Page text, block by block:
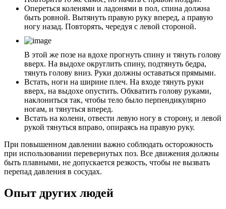
Опереться коленями и ладонями в пол, спина должна
быть ровной. Вытянуть правую руку вперед, а правую
ногу назад. Повторять, чередуя с левой стороной.
В этой же позе на вдохе прогнуть спину и тянуть голову
вверх. На выдохе округлить спину, подтянуть бедра,
тянуть голову вниз. Руки должны оставаться прямыми.
Встать, ноги на ширине плеч. На входе тянуть руки
вверх, на выдохе опустить. Обхватить голову руками,
наклониться так, чтобы тело было перпендикулярно
ногам, и тянуться вперед.
Встать на колени, отвести левую ногу в сторону, и левой
рукой тянуться вправо, опираясь на правую руку.
При повышенном давлении важно соблюдать осторожность
при использовании перевернутых поз. Все движения должны
быть плавными, не допускается резкость, чтобы не вызвать
перепад давления в сосудах.
Опыт других людей